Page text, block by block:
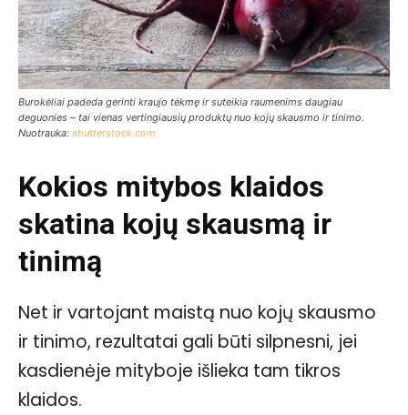
Burokėliai padeda gerinti kraujo tėkmę ir suteikia raumenims daugiau
deguonies – tai vienas vertingiausių produktų nuo kojų skausmo ir tinimo.
Nuotrauka: shutterstock.com
Kokios mitybos klaidos
skatina kojų skausmą ir
tinimą
Net ir vartojant maistą nuo kojų skausmo
ir tinimo, rezultatai gali būti silpnesni, jei
kasdienėje mityboje išlieka tam tikros
klaidos.